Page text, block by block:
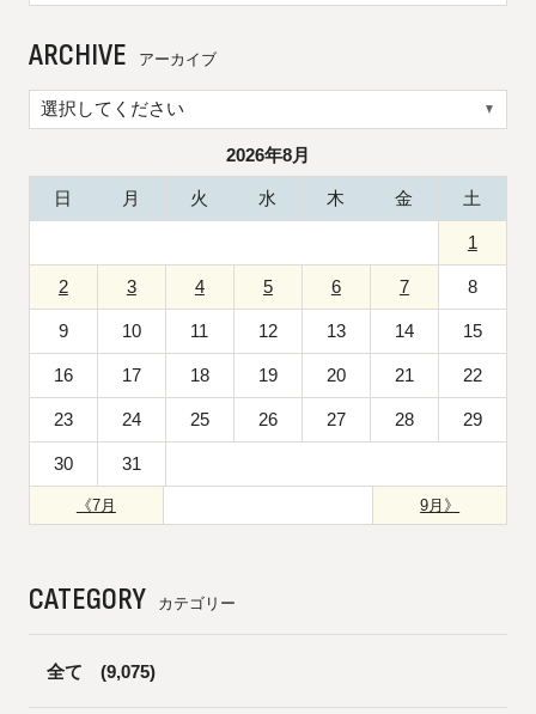
ARCHIVE アーカイブ
2026年8月
日 月 火 水 木 金 土
1
2 3 4 5 6 7 8
9 10 11 12 13 14 15
16 17 18 19 20 21 22
23 24 25 26 27 28 29
30 31
《7月 9月》
CATEGORY カテゴリー
全て (9,075)